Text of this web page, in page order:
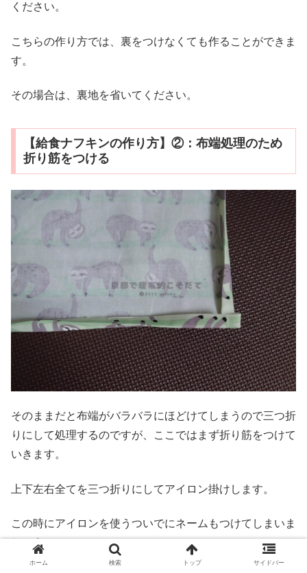
ください。
こちらの作り方では、裏をつけなくても作ることができま
す。
その場合は、裏地を省いてください。
【給食ナフキンの作り方】②：布端処理のため
折り筋をつける
そのままだと布端がバラバラにほどけてしまうので三つ折
りにして処理するのですが、ここではまず折り筋をつけて
いきます。
上下左右全てを三つ折りにしてアイロン掛けします。
この時にアイロンを使うついでにネームもつけてしまいま
しょう。
ホーム 検索 トップ サイドバー